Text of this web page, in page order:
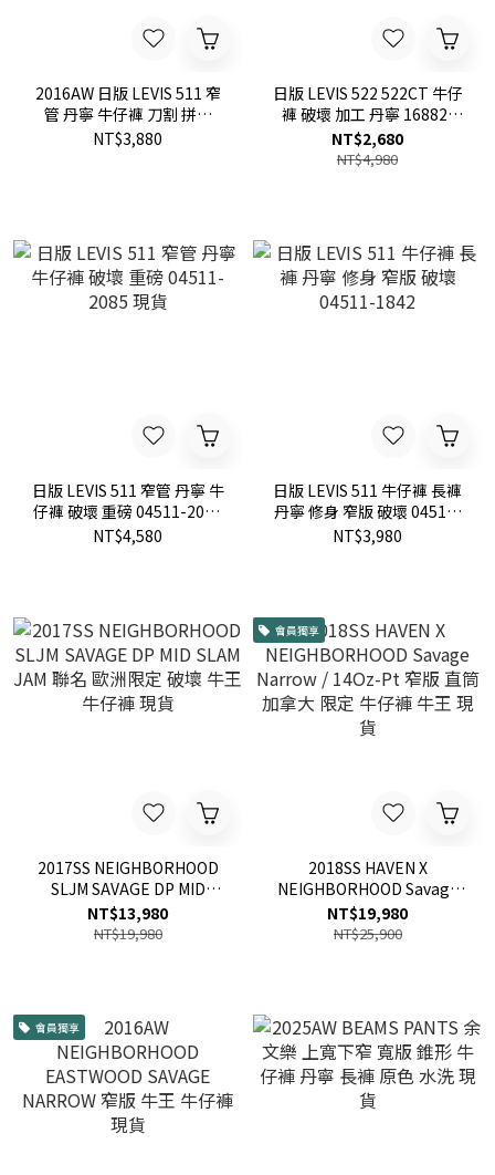
2016AW 日版 LEVIS 511 窄
管 丹寧 牛仔褲 刀割 拼接
04511-2017 現貨
NT$3,880
日版 LEVIS 522 522CT 牛仔
褲 破壞 加工 丹寧 16882-
0102 現貨
NT$2,680
NT$4,980
日版 LEVIS 511 窄管 丹寧 牛
仔褲 破壞 重磅 04511-2085
現貨
NT$4,580
日版 LEVIS 511 牛仔褲 長褲
丹寧 修身 窄版 破壞 04511-
1842
NT$3,980
2017SS NEIGHBORHOOD
SLJM SAVAGE DP MID
SLAM JAM 聯名 歐洲限定 破
壞 牛王 牛仔褲 現貨
NT$13,980
NT$19,980
會員獨享
2018SS HAVEN X
NEIGHBORHOOD Savage
Narrow / 14Oz-Pt 窄版 直
筒 加拿大 限定 牛仔褲 牛王
NT$19,980
NT$25,900
會員獨享